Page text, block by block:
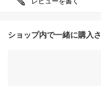
ショップ内で一緒に購入